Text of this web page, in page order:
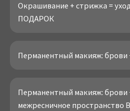
Окрашивание + стрижка =
ПОДАРОК
Перманентный макияж: брови
Перманентный макияж: брови
межресничное пространство